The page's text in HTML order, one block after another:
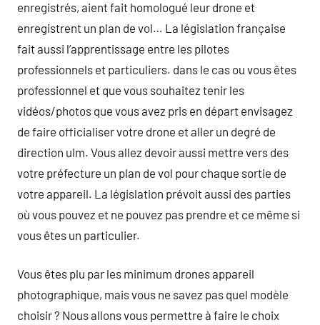
enregistrés, aient fait homologué leur drone et
enregistrent un plan de vol… La législation française
fait aussi l’apprentissage entre les pilotes
professionnels et particuliers. dans le cas ou vous êtes
professionnel et que vous souhaitez tenir les
vidéos/photos que vous avez pris en départ envisagez
de faire officialiser votre drone et aller un degré de
direction ulm. Vous allez devoir aussi mettre vers des
votre préfecture un plan de vol pour chaque sortie de
votre appareil. La législation prévoit aussi des parties
où vous pouvez et ne pouvez pas prendre et ce même si
vous êtes un particulier.
Vous êtes plu par les minimum drones appareil
photographique, mais vous ne savez pas quel modèle
choisir ? Nous allons vous permettre à faire le choix